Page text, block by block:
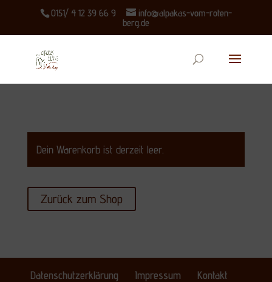
0151/ 4 12 39 66 9
info@alpakas-vom-roten-
berg.de
Dein Warenkorb ist derzeit leer.
Zurück zum Shop
Datenschutzerklärung Impressum
Kontakt